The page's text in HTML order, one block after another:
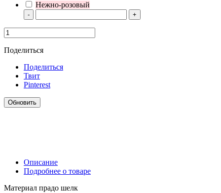
Нежно-розовый
- +
Поделиться
Поделиться
Твит
Pinterest
Описание
Подробнее о товаре
Материал прадо шелк